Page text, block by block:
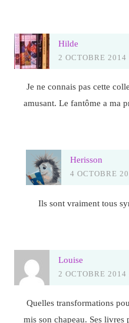
Hilde
2 OCTOBRE
Je ne connais pas cette
amusant. Le fantôme a ma
Herisson
4 OCTOBRE
Ils sont vraiment tous
Louise
2 OCTOBRE
Quelles transformations
mis son chapeau. Ses